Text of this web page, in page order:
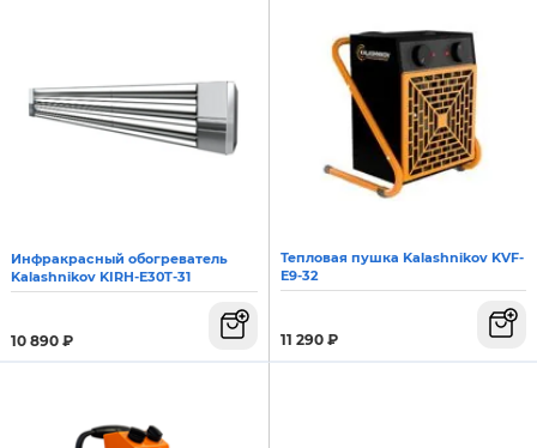
Инфракрасный обогреватель
Kalashnikov KIRH-E30T-31
10 890 ₽
Тепловая пушка Kalashnikov KVF-
E9-32
11 290 ₽